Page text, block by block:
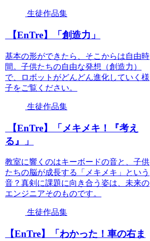
生徒作品集
【EnTre】「創造力」
基本の形ができたら、そこからは自由時
間。子供たちの自由な発想（創造力）
で、ロボットがどんどん進化していく様
子をご覧ください。
生徒作品集
【EnTre】「メキメキ！『考え
る』」
教室に響くのはキーボードの音と、子供
たちの脳が成長する「メキメキ」という
音？真剣に課題に向き合う姿は、未来の
エンジニアそのものです。
生徒作品集
【EnTre】「わかった！車の右ま